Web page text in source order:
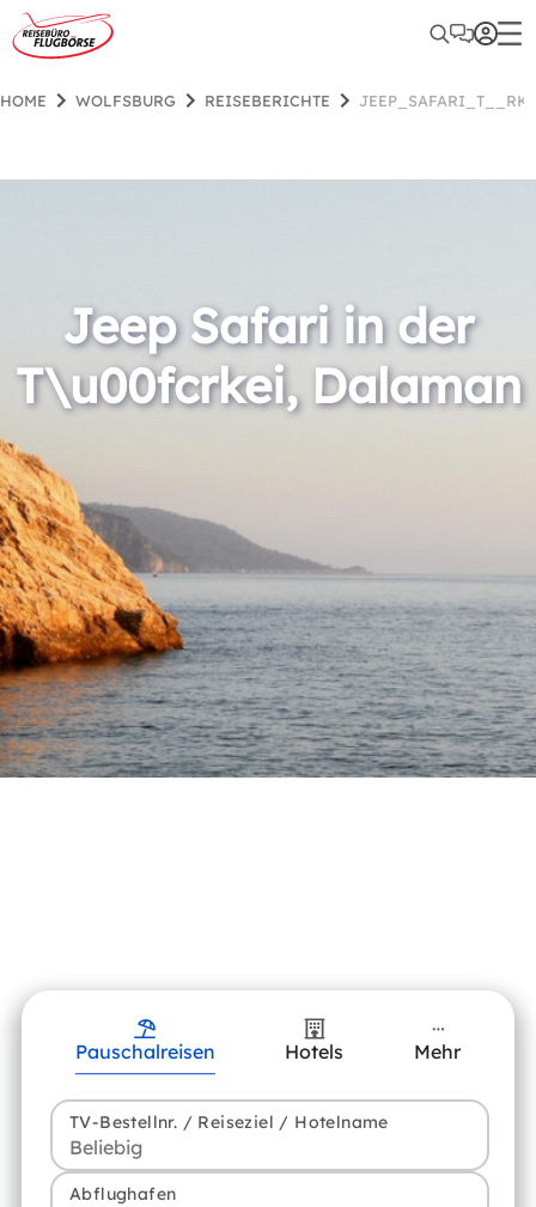
HOME WOLFSBURG REISEBERICHTE
Jeep Safari in der
T\u00fcrkei, Dalaman
Pauschalreisen Hotels Mehr
TV-Bestellnr. / Reiseziel / Hotelname
Abflughafen